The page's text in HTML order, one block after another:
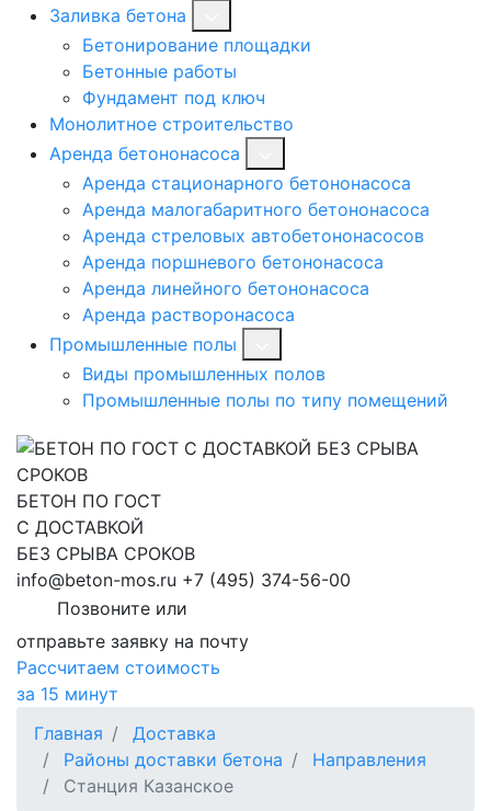
Заливка бетона
Бетонирование площадки
Бетонные работы
Фундамент под ключ
Монолитное строительство
Аренда бетононасоса
Аренда стационарного бетононасоса
Аренда малогабаритного бетононасоса
Аренда стреловых автобетононасосов
Аренда поршневого бетононасоса
Аренда линейного бетононасоса
Аренда растворонасоса
Промышленные полы
Виды промышленных полов
Промышленные полы по типу помещений
БЕТОН ПО ГОСТ
С ДОСТАВКОЙ
БЕЗ СРЫВА СРОКОВ
info@beton-mos.ru +7 (495) 374-56-00
Позвоните или
отправьте заявку на почту
Рассчитаем стоимость
за 15 минут
Главная
Доставка
Районы доставки бетона
Направления
Станция Казанское